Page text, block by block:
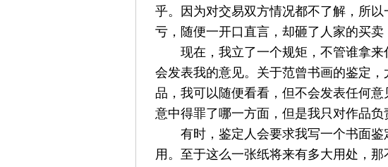
乎。因为对交易双方情况都不了解，所
亏，随便一开口直言，却砸了人家的买卖
现在，我立了一个规矩，不管谁拿
会发表我的意见。关于范曾书画的鉴定
品，我可以随便看看，但不会发表任何
意中得罪了哪一方面，但是我只对作品负
有时，鉴定人会要求我写一个书面
用。至于这么一张纸将来有多大用处，